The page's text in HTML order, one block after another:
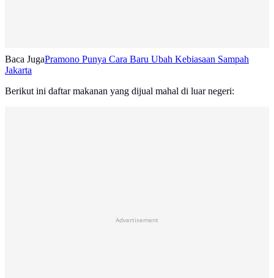
Baca JugaPramono Punya Cara Baru Ubah Kebiasaan Sampah
Jakarta
Berikut ini daftar makanan yang dijual mahal di luar negeri:
Advertisement